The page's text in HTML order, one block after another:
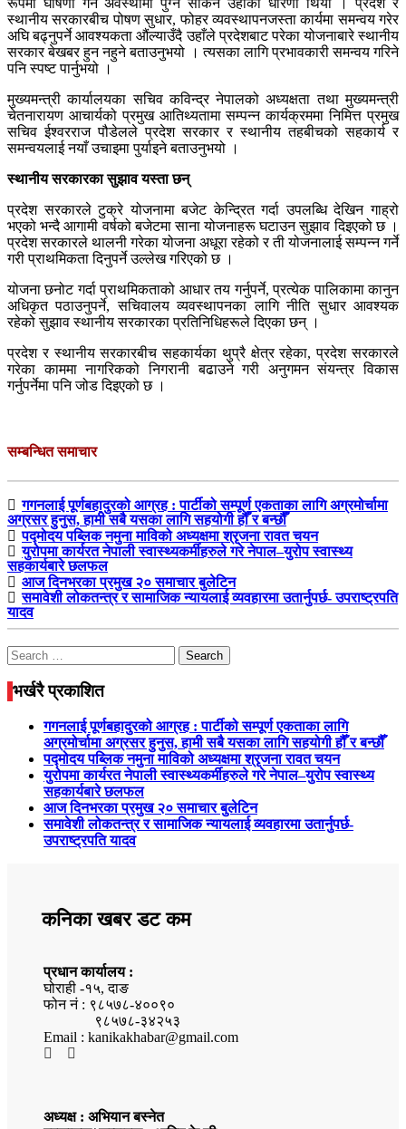
रूपमा घोषणा गर्ने अवस्थामा पुग्न सकिने उहाँको धारणा थियो । प्रदेश र
स्थानीय सरकारबीच पोषण सुधार, फोहर व्यवस्थापनजस्ता कार्यमा समन्वय गरेर
अघि बढ्नुपर्ने आवश्यकता औंल्याउँदै उहाँले प्रदेशबाट परेका योजनाबारे स्थानीय
सरकार बेखबर हुन नहुने बताउनुभयो । त्यसका लागि प्रभावकारी समन्वय गरिने
पनि स्पष्ट पार्नुभयो ।
मुख्यमन्त्री कार्यालयका सचिव कविन्द्र नेपालको अध्यक्षता तथा मुख्यमन्त्री
चेतनारायण आचार्यको प्रमुख आतिथ्यतामा सम्पन्न कार्यक्रममा निमित्त प्रमुख
सचिव ईश्वरराज पौडेलले प्रदेश सरकार र स्थानीय तहबीचको सहकार्य र
समन्वयलाई नयाँ उचाइमा पुर्याइने बताउनुभयो ।
स्थानीय सरकारका सुझाव यस्ता छन्
प्रदेश सरकारले टुक्रे योजनामा बजेट केन्द्रित गर्दा उपलब्धि देखिन गाह्रो
भएको भन्दै आगामी वर्षको बजेटमा साना योजनाहरू घटाउन सुझाव दिइएको छ ।
प्रदेश सरकारले थालनी गरेका योजना अधूरा रहेको र ती योजनालाई सम्पन्न गर्ने
गरी प्राथमिकता दिनुपर्ने उल्लेख गरिएको छ ।
योजना छनोट गर्दा प्राथमिकताको आधार तय गर्नुपर्ने, प्रत्येक पालिकामा कानुन
अधिकृत पठाउनुपर्ने, सचिवालय व्यवस्थापनका लागि नीति सुधार आवश्यक
रहेको सुझाव स्थानीय सरकारका प्रतिनिधिहरूले दिएका छन् ।
प्रदेश र स्थानीय सरकारबीच सहकार्यका थुप्रै क्षेत्र रहेका, प्रदेश सरकारले
गरेका काममा नागरिकको निगरानी बढाउने गरी अनुगमन संयन्त्र विकास
गर्नुपर्नेमा पनि जोड दिइएको छ ।
सम्बन्धित समाचार
गगनलाई पूर्णबहादुरको आग्रह : पार्टीको सम्पूर्ण एकताका लागि अग्रमोर्चामा
अग्रसर हुनुस, हामी सबै यसका लागि सहयोगी हौँ र बन्छौँ
पद्मोदय पब्लिक नमुना माविको अध्यक्षमा श्रृजना रावत चयन
युरोपमा कार्यरत नेपाली स्वास्थ्यकर्मीहरुले गरे नेपाल–युरोप स्वास्थ्य
सहकार्यबारे छलफल
आज दिनभरका प्रमुख २० समाचार बुलेटिन
समावेशी लोकतन्त्र र सामाजिक न्यायलाई व्यवहारमा उतार्नुपर्छ- उपराष्ट्रपति
यादव
Search
for:
भर्खरै प्रकाशित
गगनलाई पूर्णबहादुरको आग्रह : पार्टीको सम्पूर्ण एकताका लागि
अग्रमोर्चामा अग्रसर हुनुस, हामी सबै यसका लागि सहयोगी हौँ र बन्छौँ
पद्मोदय पब्लिक नमुना माविको अध्यक्षमा श्रृजना रावत चयन
युरोपमा कार्यरत नेपाली स्वास्थ्यकर्मीहरुले गरे नेपाल–युरोप स्वास्थ्य
सहकार्यबारे छलफल
आज दिनभरका प्रमुख २० समाचार बुलेटिन
समावेशी लोकतन्त्र र सामाजिक न्यायलाई व्यवहारमा उतार्नुपर्छ-
उपराष्ट्रपति यादव
कनिका खबर डट कम
प्रधान कार्यालय :
घोराही -१५, दाङ
फोन नं : ९८५७८-४००९०
९८५७८-३४२५३
Email : kanikakhabar@gmail.com
अध्यक्ष : अभियान बस्नेत